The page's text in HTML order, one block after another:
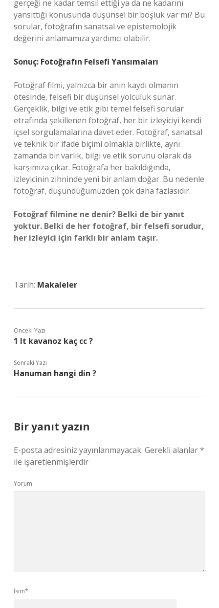
gerçeği ne kadar temsil ettiği ya da ne kadarını
yansıttığı konusunda düşünsel bir boşluk var mı? Bu
sorular, fotoğrafın sanatsal ve epistemolojik
değerini anlamamıza yardımcı olabilir.
Sonuç: Fotoğrafın Felsefi Yansımaları
Fotoğraf filmi, yalnızca bir anın kaydı olmanın
ötesinde, felsefi bir düşünsel yolculuk sunar.
Gerçeklik, bilgi ve etik gibi temel felsefi sorular
etrafında şekillenen fotoğraf, her bir izleyiciyi kendi
içsel sorgulamalarına davet eder. Fotoğraf, sanatsal
ve teknik bir ifade biçimi olmakla birlikte, aynı
zamanda bir varlık, bilgi ve etik sorunu olarak da
karşımıza çıkar. Fotoğrafa her bakıldığında,
izleyicinin zihninde yeni bir anlam doğar. Bu nedenle
fotoğraf, düşündüğümüzden çok daha fazlasıdır.
Fotoğraf filmine ne denir? Belki de bir yanıt
yoktur. Belki de her fotoğraf, bir felsefi sorudur,
her izleyici için farklı bir anlam taşır.
Tarih: Makaleler
Önceki Yazı
1 lt kavanoz kaç cc ?
Sonraki Yazı
Hanuman hangi din ?
Bir yanıt yazın
E-posta adresiniz yayınlanmayacak. Gerekli alanlar*
ile işaretlenmişlerdir
Yorum
İsim*